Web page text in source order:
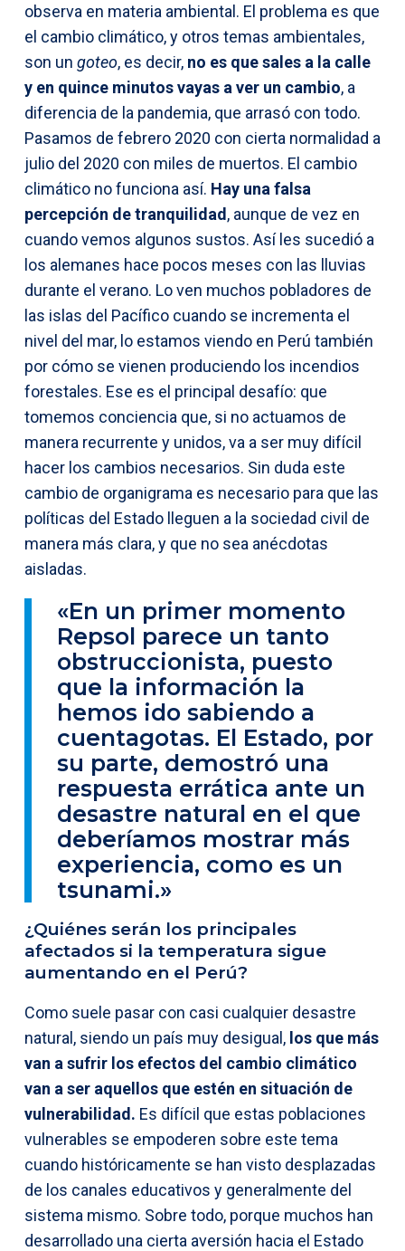
observa en materia ambiental. El problema es que
el cambio climático, y otros temas ambientales,
son un goteo, es decir, no es que sales a la calle
y en quince minutos vayas a ver un cambio, a
diferencia de la pandemia, que arrasó con todo.
Pasamos de febrero 2020 con cierta normalidad a
julio del 2020 con miles de muertos. El cambio
climático no funciona así. Hay una falsa
percepción de tranquilidad, aunque de vez en
cuando vemos algunos sustos. Así les sucedió a
los alemanes hace pocos meses con las lluvias
durante el verano. Lo ven muchos pobladores de
las islas del Pacífico cuando se incrementa el
nivel del mar, lo estamos viendo en Perú también
por cómo se vienen produciendo los incendios
forestales. Ese es el principal desafío: que
tomemos conciencia que, si no actuamos de
manera recurrente y unidos, va a ser muy difícil
hacer los cambios necesarios. Sin duda este
cambio de organigrama es necesario para que las
políticas del Estado lleguen a la sociedad civil de
manera más clara, y que no sea anécdotas
aisladas.
«En un primer momento
Repsol parece un tanto
obstruccionista, puesto
que la información la
hemos ido sabiendo a
cuentagotas. El Estado, por
su parte, demostró una
respuesta errática ante un
desastre natural en el que
deberíamos mostrar más
experiencia, como es un
tsunami.»
¿Quiénes serán los principales
afectados si la temperatura sigue
aumentando en el Perú?
Como suele pasar con casi cualquier desastre
natural, siendo un país muy desigual, los que más
van a sufrir los efectos del cambio climático
van a ser aquellos que estén en situación de
vulnerabilidad. Es difícil que estas poblaciones
vulnerables se empoderen sobre este tema
cuando históricamente se han visto desplazadas
de los canales educativos y generalmente del
sistema mismo. Sobre todo, porque muchos han
desarrollado una cierta aversión hacia el Estado